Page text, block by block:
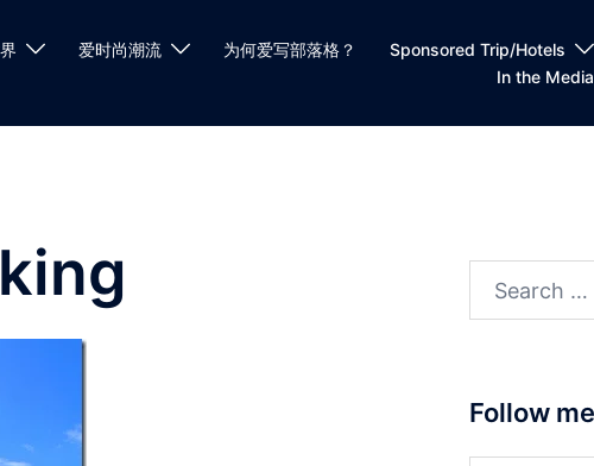
爱时尚潮流 为何爱写部落格？
Sponsored Trip/Hotels
In the Media
Search
Follow me